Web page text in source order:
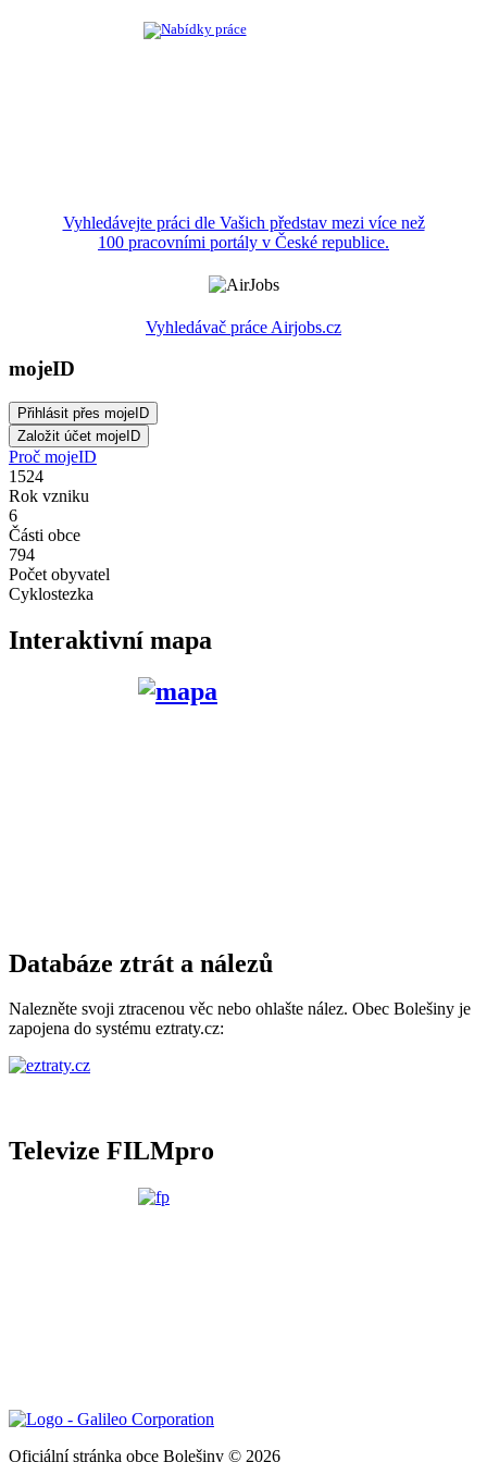
Vyhledávejte práci dle Vašich představ mezi více než
100 pracovními portály v České republice.
Vyhledávač práce Airjobs.cz
mojeID
Proč mojeID
1524
Rok vzniku
6
Části obce
794
Počet obyvatel
Cyklostezka
Interaktivní mapa
Databáze ztrát a nálezů
Nalezněte svoji ztracenou věc nebo ohlašte nález. Obec Bolešiny je
zapojena do systému eztraty.cz:
Televize FILMpro
Oficiální stránka obce Bolešiny © 2026